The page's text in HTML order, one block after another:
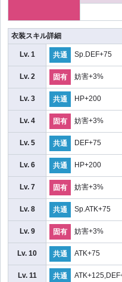
衣装スキル詳細
Lv. 1 共通 Sp.DEF+75
Lv. 2 固有 妨害+3%
Lv. 3 共通 HP+200
Lv. 4 固有 妨害+3%
Lv. 5 共通 DEF+75
Lv. 6 共通 HP+200
Lv. 7 固有 妨害+3%
Lv. 8 共通 Sp.ATK+75
Lv. 9 固有 妨害+3%
Lv. 10 共通 ATK+75
Lv. 11 共通